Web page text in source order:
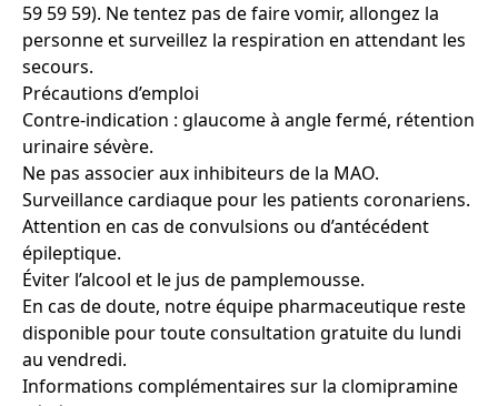
59 59 59). Ne tentez pas de faire vomir, allongez la
personne et surveillez la respiration en attendant les
secours.
Précautions d’emploi
Contre-indication : glaucome à angle fermé, rétention
urinaire sévère.
Ne pas associer aux inhibiteurs de la MAO.
Surveillance cardiaque pour les patients coronariens.
Attention en cas de convulsions ou d’antécédent
épileptique.
Éviter l’alcool et le jus de pamplemousse.
En cas de doute, notre équipe pharmaceutique reste
disponible pour toute consultation gratuite du lundi
au vendredi.
Informations complémentaires sur la clomipramine